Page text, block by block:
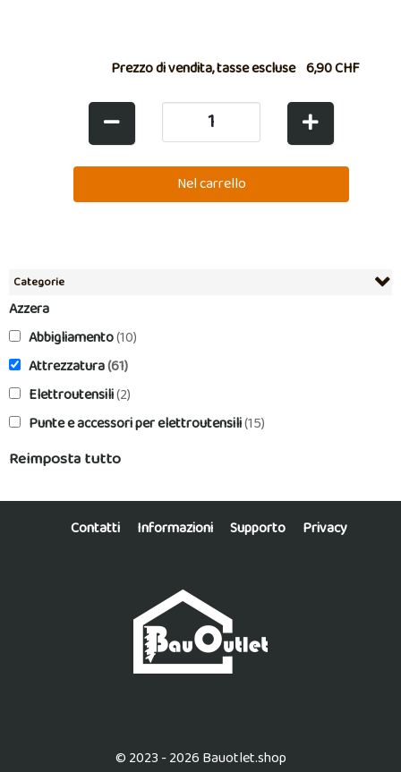
Categorie
Azzera
Abbigliamento(10)
Attrezzatura(61)
Elettroutensili(2)
Punte e accessori per elettroutensili(15)
Reimposta tutto
Prezzo di vendita, tasse escluse 6,90 CHF
Contatti Informazioni Supporto Privacy
© 2023 - 2026 Bauotlet.shop